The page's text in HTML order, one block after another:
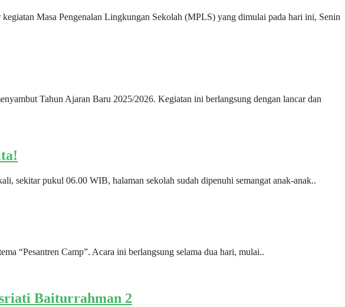
Masa Pengenalan Lingkungan Sekolah (MPLS) yang dimulai pada hari ini, Senin
Tahun Ajaran Baru 2025/2026. Kegiatan ini berlangsung dengan lancar dan
sekitar pukul 06.00 WIB, halaman sekolah sudah dipenuhi semangat anak-anak..
“Pesantren Camp”. Acara ini berlangsung selama dua hari, mulai..
Baiturrahman 2